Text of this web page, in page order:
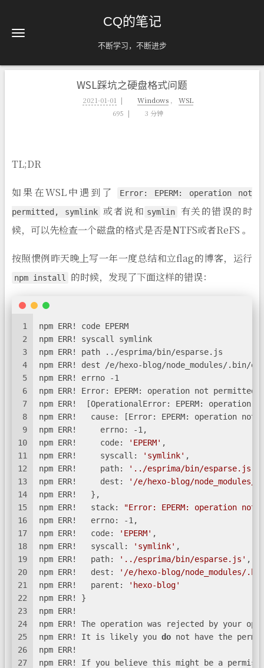
CQ的笔记
不断学习，不断进步
WSL踩坑之硬盘格式问题
2021-01-01 Windows ，WSL
695
3 分钟
TL;DR
如果在WSL中遇到了
Error: EPERM: operation not
permitted, symlink 或者说和 symlin
有关的错误的时
候，可以先检查一个磁盘的格式是否是NTFS或者ReFS 。
按照惯例昨天晚上写一年一度总结和立flag的博客，运行
npm install 的时候，发现了下面这样的错误：
1
2
3
4
5
6
7
8
9
10
11
12
13
14
15
16
17
18
19
20
21
22
23
24
25
26
27
npm ERR! code EPERM
npm ERR! syscall symlink
npm ERR! path ../esprima/bin/esparse.js
npm ERR! dest /e/hexo-blog/node_modules/.bin/
npm ERR! errno -1
npm ERR! Error: EPERM: operation not
npm ERR!  [OperationalError: EPERM:
npm ERR!   cause: [Error: EPERM: operation
npm ERR!     errno: -1,
npm ERR!     code:
'EPERM' ,
npm ERR!     syscall:
'symlink' ,
npm ERR!     path:
'../esprima/bin/esparse.js'
npm ERR!     dest:
'/e/hexo-blog/node_modules/
npm ERR!   },
npm ERR!   stack:
"Error: EPERM: operation
npm ERR!   errno: -1,
npm ERR!   code:
'EPERM' ,
npm ERR!   syscall:
'symlink' ,
npm ERR!   path:
'../esprima/bin/esparse.js' ,
npm ERR!   dest:
'/e/hexo-blog/node_modules/
npm ERR!   parent:
'hexo-blog'
npm ERR! }
npm ERR!
npm ERR! The operation was rejected by your
npm ERR! It is likely you do not have the
npm ERR!
npm ERR! If you believe this might be a